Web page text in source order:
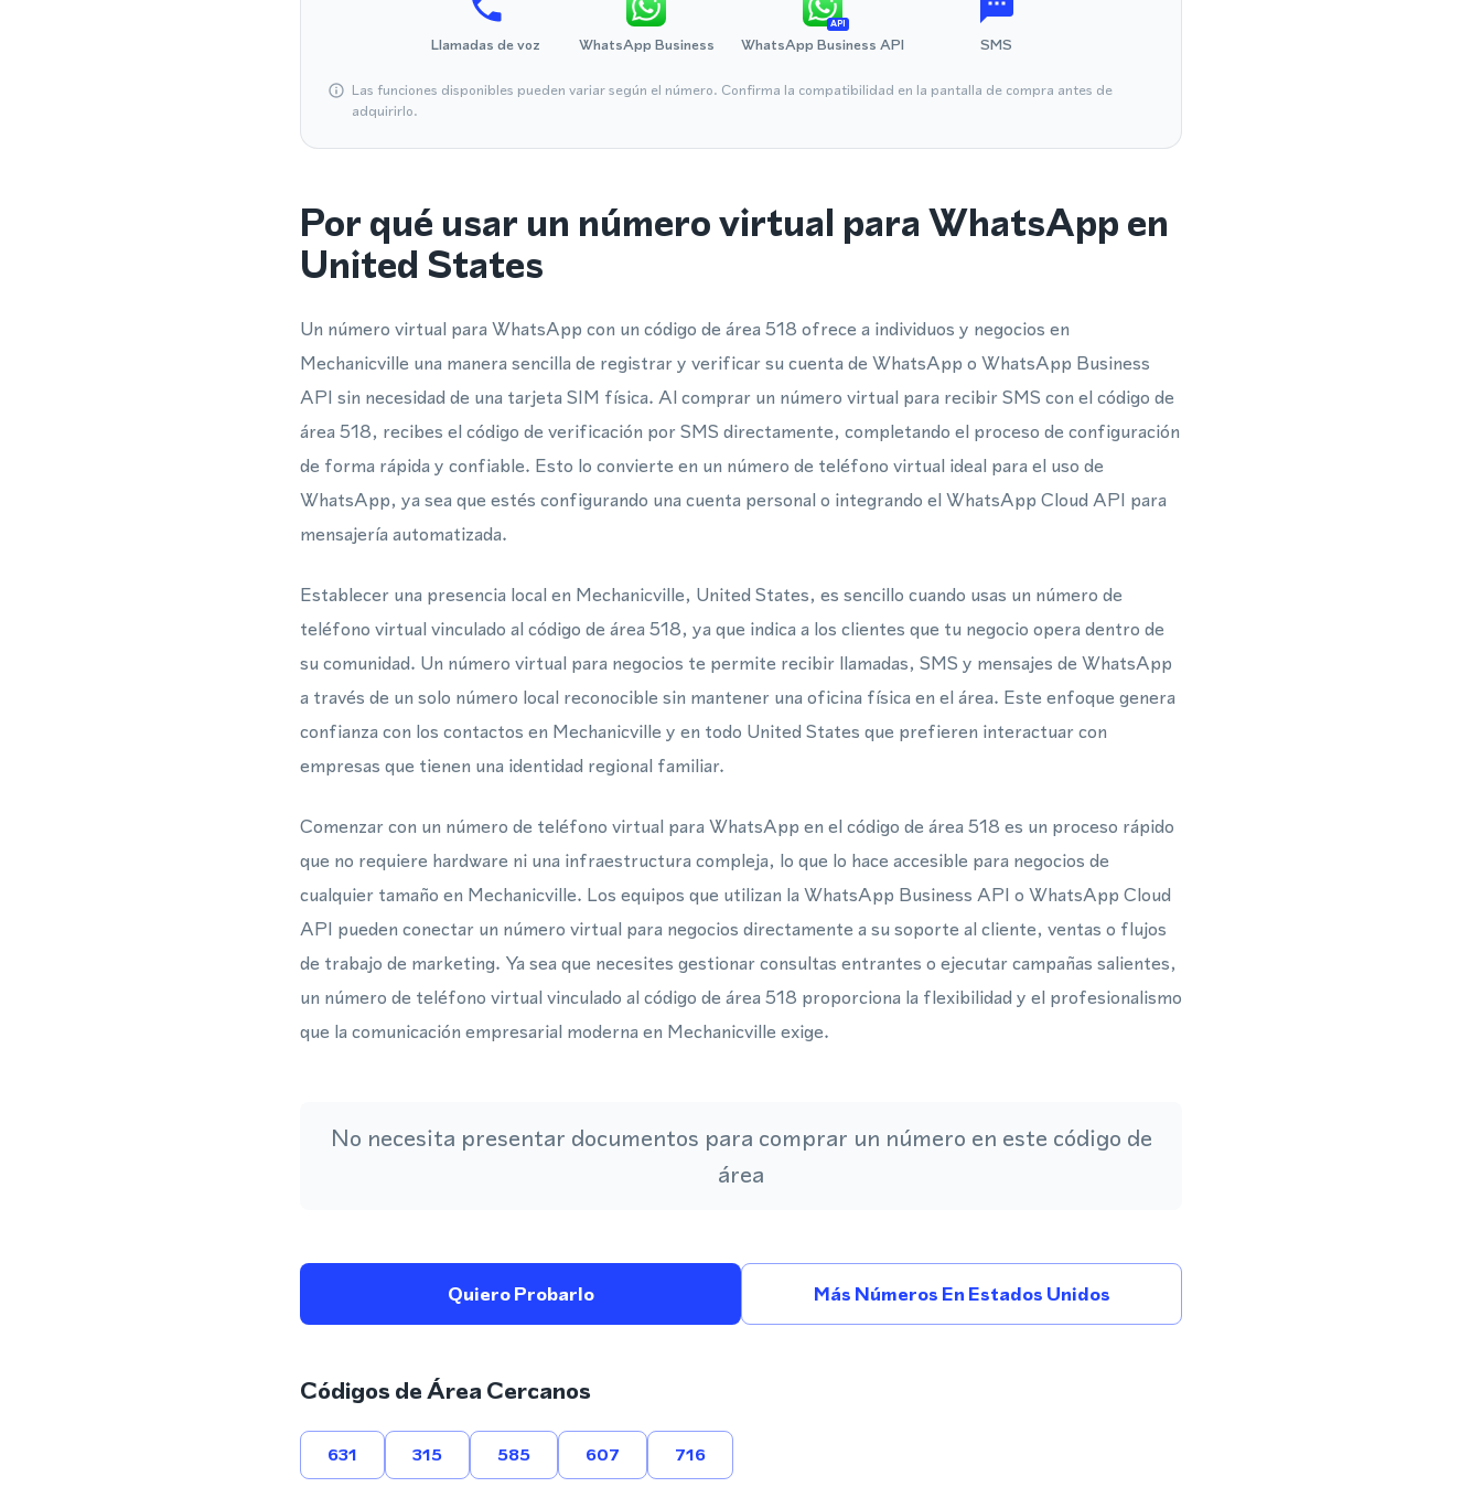
Llamadas de voz WhatsApp Business
API
WhatsApp Business API SMS
Las funciones disponibles pueden variar según el número. Confirma la compatibilidad en la pantalla de compra antes de
adquirirlo.
Por qué usar un número virtual para WhatsApp en
United States
Un número virtual para WhatsApp con un código de área 518 ofrece a individuos y negocios en
Mechanicville una manera sencilla de registrar y verificar su cuenta de WhatsApp o WhatsApp Business
API sin necesidad de una tarjeta SIM física. Al comprar un número virtual para recibir SMS con el código de
área 518, recibes el código de verificación por SMS directamente, completando el proceso de configuración
de forma rápida y confiable. Esto lo convierte en un número de teléfono virtual ideal para el uso de
WhatsApp, ya sea que estés configurando una cuenta personal o integrando el WhatsApp Cloud API para
mensajería automatizada.
Establecer una presencia local en Mechanicville, United States, es sencillo cuando usas un número de
teléfono virtual vinculado al código de área 518, ya que indica a los clientes que tu negocio opera dentro de
su comunidad. Un número virtual para negocios te permite recibir llamadas, SMS y mensajes de WhatsApp
a través de un solo número local reconocible sin mantener una oficina física en el área. Este enfoque genera
confianza con los contactos en Mechanicville y en todo United States que prefieren interactuar con
empresas que tienen una identidad regional familiar.
Comenzar con un número de teléfono virtual para WhatsApp en el código de área 518 es un proceso rápido
que no requiere hardware ni una infraestructura compleja, lo que lo hace accesible para negocios de
cualquier tamaño en Mechanicville. Los equipos que utilizan la WhatsApp Business API o WhatsApp Cloud
API pueden conectar un número virtual para negocios directamente a su soporte al cliente, ventas o flujos
de trabajo de marketing. Ya sea que necesites gestionar consultas entrantes o ejecutar campañas salientes,
un número de teléfono virtual vinculado al código de área 518 proporciona la flexibilidad y el profesionalismo
que la comunicación empresarial moderna en Mechanicville exige.
No necesita presentar documentos para comprar un número en este código de
área
Quiero Probarlo Más Números En Estados Unidos
Códigos de Área Cercanos
631 315 585 607 716